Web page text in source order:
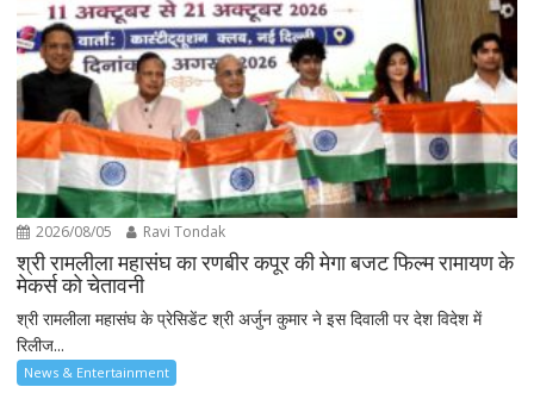
2026/08/05 Ravi Tondak
श्री रामलीला महासंघ का रणबीर कपूर की मेगा बजट फिल्म रामायण के
मेकर्स को चेतावनी
श्री रामलीला महासंघ के प्रेसिडेंट श्री अर्जुन कुमार ने इस दिवाली पर देश विदेश में
रिलीज...
News & Entertainment